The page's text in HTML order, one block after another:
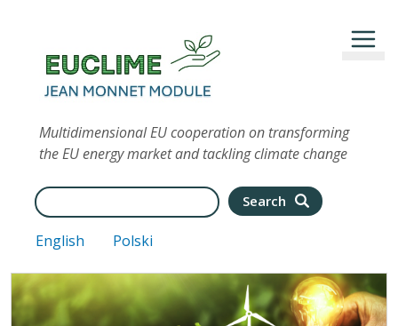
Multidimensional EU cooperation on transforming
the EU energy market and tackling climate change
Search Search
English Polski